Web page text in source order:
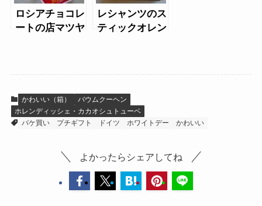
ロシアチョコレ
ートの店マツヤ
レシャンツのス
ティックオレン
かわいい（箱）
バウムクーヘン
ホレンディッシェ・カカオシュトューベ
パケ買い
プチギフト ドイツ ホワイトデー かわいい
よかったらシェアしてね